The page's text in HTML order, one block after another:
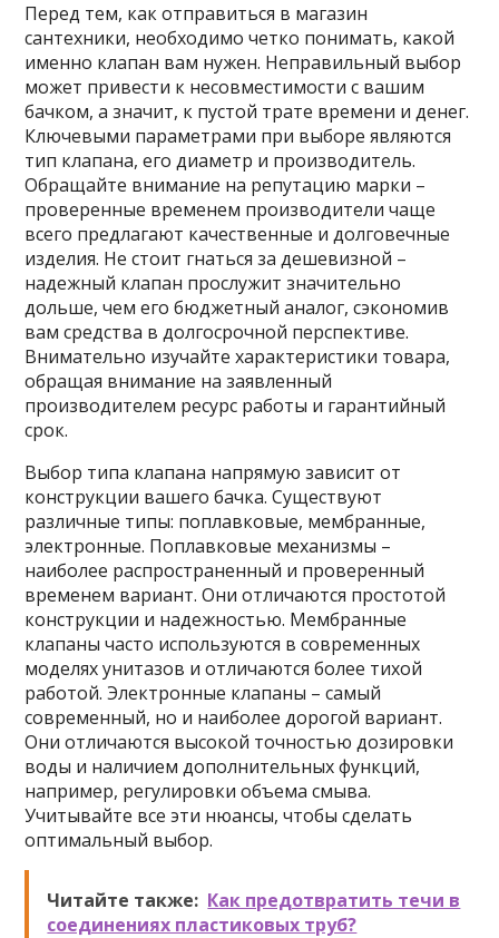
Перед тем, как отправиться в магазин
сантехники, необходимо четко понимать, какой
именно клапан вам нужен. Неправильный выбор
может привести к несовместимости с вашим
бачком, а значит, к пустой трате времени и денег.
Ключевыми параметрами при выборе являются
тип клапана, его диаметр и производитель.
Обращайте внимание на репутацию марки –
проверенные временем производители чаще
всего предлагают качественные и долговечные
изделия. Не стоит гнаться за дешевизной –
надежный клапан прослужит значительно
дольше, чем его бюджетный аналог, сэкономив
вам средства в долгосрочной перспективе.
Внимательно изучайте характеристики товара,
обращая внимание на заявленный
производителем ресурс работы и гарантийный
срок.
Выбор типа клапана напрямую зависит от
конструкции вашего бачка. Существуют
различные типы: поплавковые, мембранные,
электронные. Поплавковые механизмы –
наиболее распространенный и проверенный
временем вариант. Они отличаются простотой
конструкции и надежностью. Мембранные
клапаны часто используются в современных
моделях унитазов и отличаются более тихой
работой. Электронные клапаны – самый
современный, но и наиболее дорогой вариант.
Они отличаются высокой точностью дозировки
воды и наличием дополнительных функций,
например, регулировки объема смыва.
Учитывайте все эти нюансы, чтобы сделать
оптимальный выбор.
Читайте также: Как предотвратить течи в
соединениях пластиковых труб?